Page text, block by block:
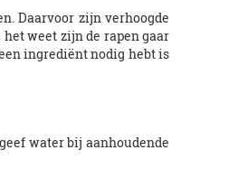
Daarvoor zijn verhoogde
weet zijn de rapen gaar
ingrediënt nodig hebt is
water bij aanhoudende